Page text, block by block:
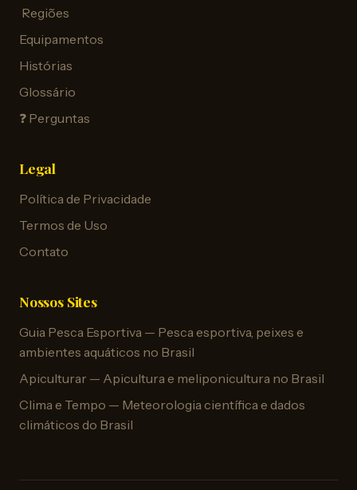
️ Regiões
Equipamentos
Histórias
Glossário
❓ Perguntas
Legal
Política de Privacidade
Termos de Uso
Contato
Nossos Sites
Guia Pesca Esportiva — Pesca esportiva, peixes e
ambientes aquáticos no Brasil
Apiculturar — Apicultura e meliponicultura no Brasil
Clima e Tempo — Meteorologia científica e dados
climáticos do Brasil